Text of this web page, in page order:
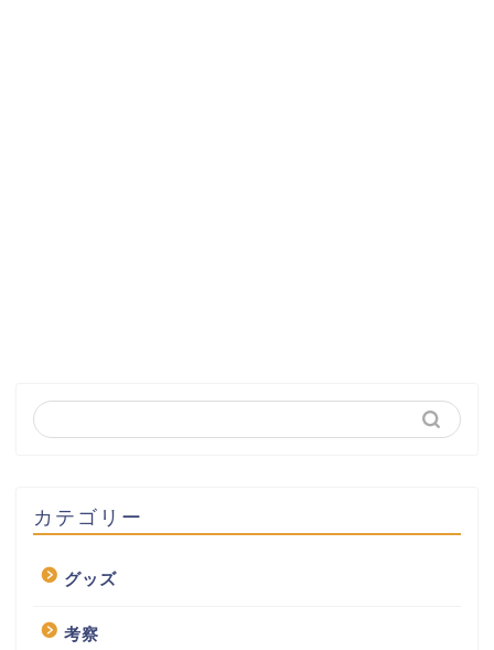
カテゴリー
グッズ
考察